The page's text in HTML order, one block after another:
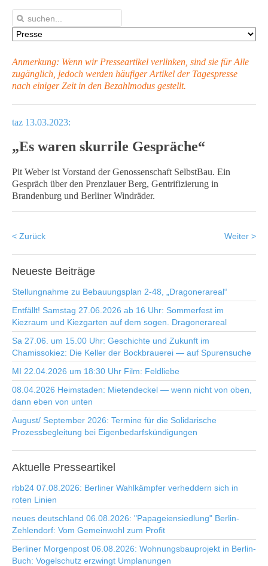
Anmerkung: Wenn wir Presseartikel verlinken, sind sie für Alle
zugänglich, jedoch werden häufiger Artikel der Tagespresse
nach einiger Zeit in den Bezahlmodus gestellt.
taz 13.03.2023:
„Es waren skurrile Gespräche“
Pit Weber ist Vorstand der Genossenschaft SelbstBau. Ein
Gespräch über den Prenzlauer Berg, Gentrifizierung in
Brandenburg und Berliner Windräder.
< Zurück Weiter >
Neueste Beiträge
Stellungnahme zu Bebauungsplan 2-48, „Dragonerareal“
Entfällt! Samstag 27.06.2026 ab 16 Uhr: Sommerfest im
Kiezraum und Kiezgarten auf dem sogen. Dragonerareal
Sa 27.06. um 15.00 Uhr: Geschichte und Zukunft im
Chamissokiez: Die Keller der Bockbrauerei — auf Spurensuche
MI 22.04.2026 um 18:30 Uhr Film: Feldliebe
08.04.2026 Heimstaden: Mietendeckel — wenn nicht von oben,
dann eben von unten
August/ September 2026: Termine für die Solidarische
Prozessbegleitung bei Eigenbedarfskündigungen
Aktuelle Presseartikel
rbb24 07.08.2026: Berliner Wahlkämpfer verheddern sich in
roten Linien
neues deutschland 06.08.2026: "Papageiensiedlung" Berlin-
Zehlendorf: Vom Gemeinwohl zum Profit
Berliner Morgenpost 06.08.2026: Wohnungsbauprojekt in Berlin-
Buch: Vogelschutz erzwingt Umplanungen